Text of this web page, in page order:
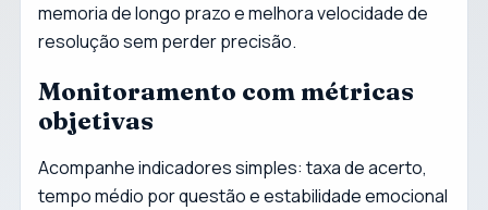
memoria de longo prazo e melhora velocidade de
resolução sem perder precisão.
Monitoramento com métricas
objetivas
Acompanhe indicadores simples: taxa de acerto,
tempo médio por questão e estabilidade emocional